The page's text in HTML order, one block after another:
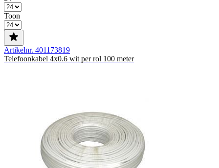
Toon
Artikelnr. 401173819
Telefoonkabel 4x0.6 wit per rol 100 meter